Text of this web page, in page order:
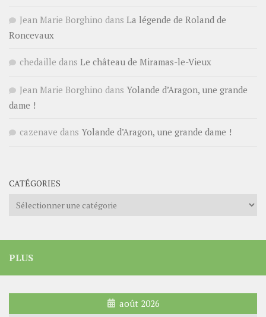
Jean Marie Borghino dans La légende de Roland de
Roncevaux
chedaille dans Le château de Miramas-le-Vieux
Jean Marie Borghino dans Yolande d’Aragon, une grande
dame !
cazenave dans Yolande d’Aragon, une grande dame !
CATÉGORIES
Catégories
PLUS
août 2026